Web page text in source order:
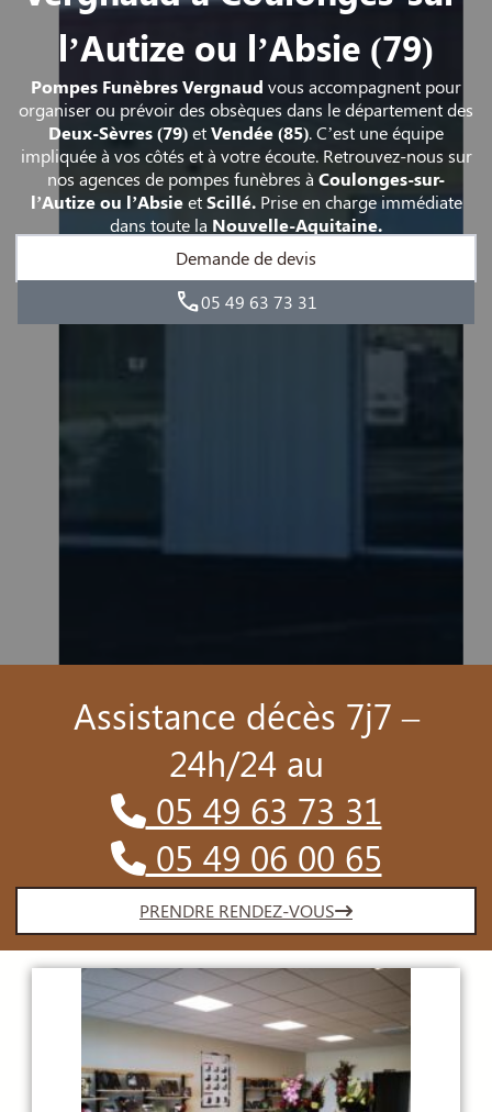
l’Autize ou l’Absie (79)
Pompes Funèbres Vergnaud vous accompagnent pour
organiser ou prévoir des obsèques dans le département des
Deux-Sèvres(79)etVendée (85). C’est une équipe
impliquée à vos côtés et à votre écoute. Retrouvez-nous sur
nos agences de pompes funèbres à Coulonges-sur-
l’Autize ou l’AbsieetScillé. Prise en charge immédiate
dans toute la Nouvelle-Aquitaine.
Demande de devis
05 49 63 73 31
Assistance décès 7j7 –
24h/24 au
05 49 63 73 31
05 49 06 00 65
PRENDRE RENDEZ-VOUS